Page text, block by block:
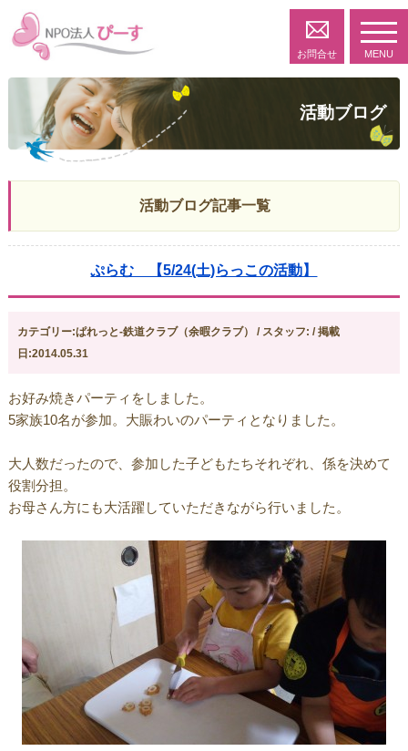
お問合せ MENU
活動ブログ
活動ブログ記事一覧
ぷらむ 【5/24(土)らっこの活動】
カテゴリー:ぱれっと-鉄道クラブ（余暇クラブ） / スタッフ: / 掲載
日:2014.05.31
お好み焼きパーティをしました。
5家族10名が参加。大賑わいのパーティとなりました。
大人数だったので、参加した子どもたちそれぞれ、係を決めて
役割分担。
お母さん方にも大活躍していただきながら行いました。